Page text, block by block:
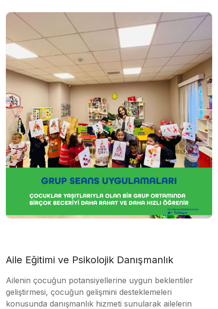
Aile Eğitimi ve Psikolojik Danışmanlık
Ailenin çocuğun potansiyellerine uygun beklentiler
geliştirmesi, çocuğun gelişmini desteklemeleri
konusunda danışmanlık hizmeti sunularak ailelerin